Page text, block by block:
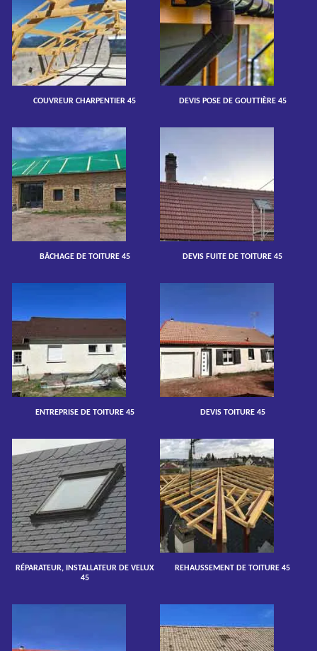
COUVREUR CHARPENTIER 45 DEVIS POSE DE GOUTTIÈRE 45
BÂCHAGE DE TOITURE 45 DEVIS FUITE DE TOITURE 45
ENTREPRISE DE TOITURE 45 DEVIS TOITURE 45
RÉPARATEUR, INSTALLATEUR DE VELUX
45
REHAUSSEMENT DE TOITURE 45